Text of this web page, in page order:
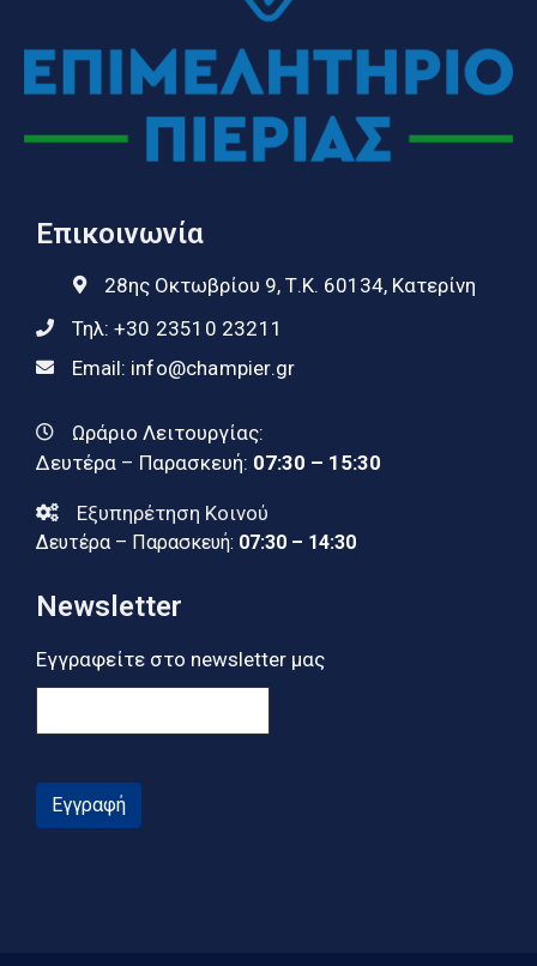
Επικοινωνία
28ης Οκτωβρίου 9, Τ.Κ. 60134, Κατερίνη
Τηλ: +30 23510 23211
Email: info@champier.gr
Ωράριο Λειτουργίας:
Δευτέρα – Παρασκευή: 07:30 – 15:30
Εξυπηρέτηση Κοινού
Δευτέρα – Παρασκευή: 07:30 – 14:30
Newsletter
Εγγραφείτε στο newsletter μας
Εγγραφή